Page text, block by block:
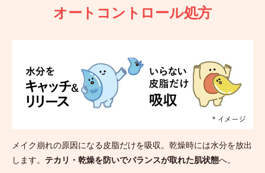
オートコントロール処方
メイク崩れの原因になる皮脂だけを吸収。乾燥時には水分を放出
します。 テカリ・乾燥を防いでバランスが取れた肌状態へ。